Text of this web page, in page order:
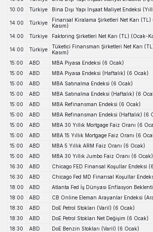
10:00
Türkiye Bina Dışı Yapı İnşaat Maliyet Endeksi
14:00 Türkiye
Finansal Kiralama Şirketleri Net Karı (TL)
Kasım)
14:00 Türkiye Faktoring Şirketleri Net Karı (TL) (Ocak-
14:00 Türkiye
Tüketici Finansman Şirketleri Net Karı
Kasım)
15:00 ABD MBA Piyasa Endeksi (6 Ocak)
15:00
ABD MBA Piyasa Endeksi (Haftalık) (6 Ocak)
15:00
ABD MBA Satınalma Endeksi (6 Ocak)
15:00
ABD MBA Satınalma Endeksi (Haftalık) (6
15:00
ABD MBA Refinansman Endeksi (6 Ocak)
15:00
ABD MBA Refinansman Endeksi (Haftalık) (6
15:00
ABD MBA 30 Yıllık Mortgage Faiz Oranı (6
15:00
ABD MBA 15 Yıllık Mortgage Faiz Oranı (6
15:00
ABD MBA 5 Yıllık ARM Faiz Oranı (6 Ocak)
15:00
ABD MBA 30 Yıllık Jumbo Faiz Oranı (6 Ocak)
16:30
ABD
Chicago FED Finansal Koşullar Endeksi
16:30
ABD
Chicago Fed MD Finansal Koşullar
18:00
ABD Atlanta Fed İş Dünyası Enflasyon
18:00
ABD CB Online Eleman Arayanlar Endeksi
18:30
ABD DoE Petrol Stokları (Varil) (6 Ocak)
18:30
ABD DoE Petrol Stokları Net Değişim (6 Ocak)
18:30
ABD DoE Benzin Stokları (Varil) (6 Ocak)